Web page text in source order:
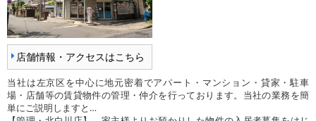
店舗情報・アクセスはこちら
当社は左京区を中心に地元密着でアパート・マンション・貸家・駐車
場・店舗等の賃貸物件の管理・仲介を行っております。当社の業務を簡
単にご説明しますと…